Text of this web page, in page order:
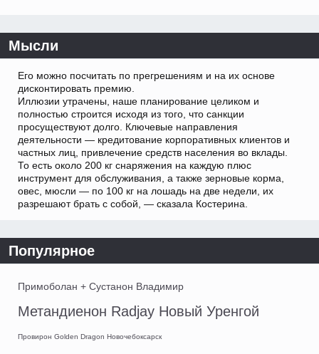
Мысли
Его можно посчитать по прегрешениям и на их основе
дисконтировать премию.
Иллюзии утрачены, наше планирование целиком и
полностью строится исходя из того, что санкции
просуществуют долго. Ключевые направления
деятельности — кредитование корпоративных клиентов и
частных лиц, привлечение средств населения во вклады.
То есть около 200 кг снаряжения на каждую плюс
инструмент для обслуживания, а также зерновые корма,
овес, мюсли — по 100 кг на лошадь на две недели, их
разрешают брать с собой, — сказала Костерина.
Популярное
Примоболан + Сустанон Владимир
Метандиенон Radjay Новый Уренгой
Провирон Golden Dragon Новочебоксарск